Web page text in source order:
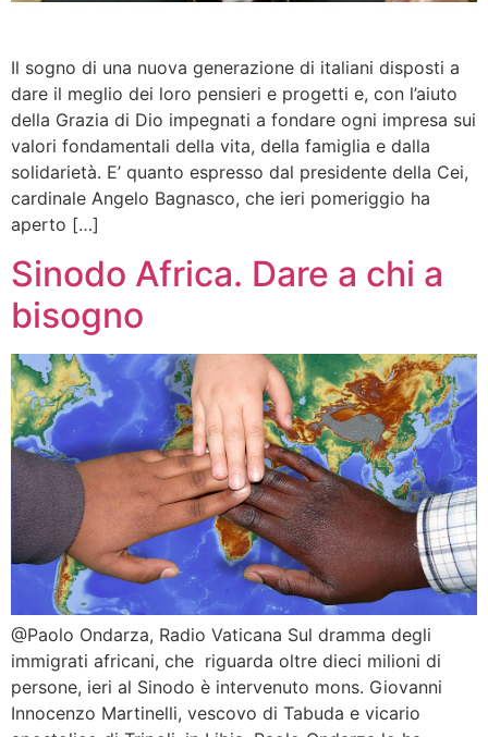
Il sogno di una nuova generazione di italiani disposti a
dare il meglio dei loro pensieri e progetti e, con l’aiuto
della Grazia di Dio impegnati a fondare ogni impresa sui
valori fondamentali della vita, della famiglia e dalla
solidarietà. E’ quanto espresso dal presidente della Cei,
cardinale Angelo Bagnasco, che ieri pomeriggio ha
aperto […]
Sinodo Africa. Dare a chi a
bisogno
@Paolo Ondarza, Radio Vaticana Sul dramma degli
immigrati africani, che riguarda oltre dieci milioni di
persone, ieri al Sinodo è intervenuto mons. Giovanni
Innocenzo Martinelli, vescovo di Tabuda e vicario